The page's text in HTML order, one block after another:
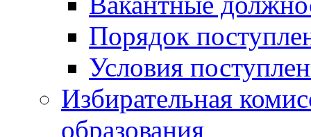
Порядок
Условия
Избирательная
образования